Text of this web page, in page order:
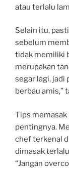
atau terlalu
Selain itu,
sebelum
tidak memiliki
merupakan
segar lagi, jadi
berbau amis,”
Tips memasak
pentingnya.
chef terkenal
dimasak
“Jangan